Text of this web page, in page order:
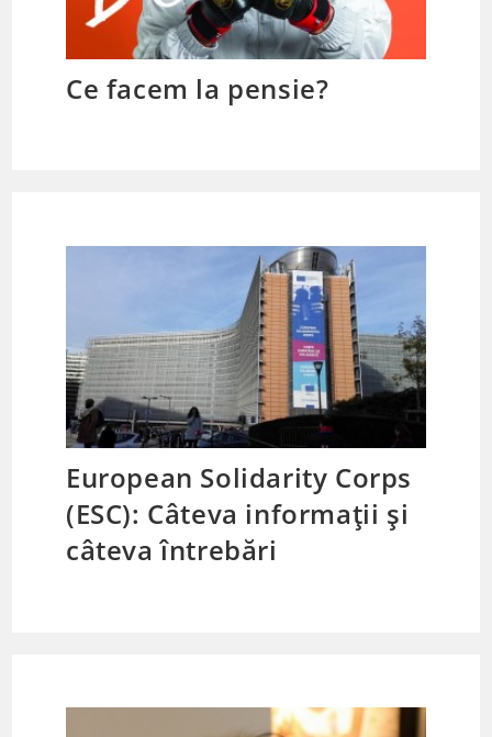
Ce facem la pensie?
European Solidarity Corps
(ESC): Câteva informații și
câteva întrebări